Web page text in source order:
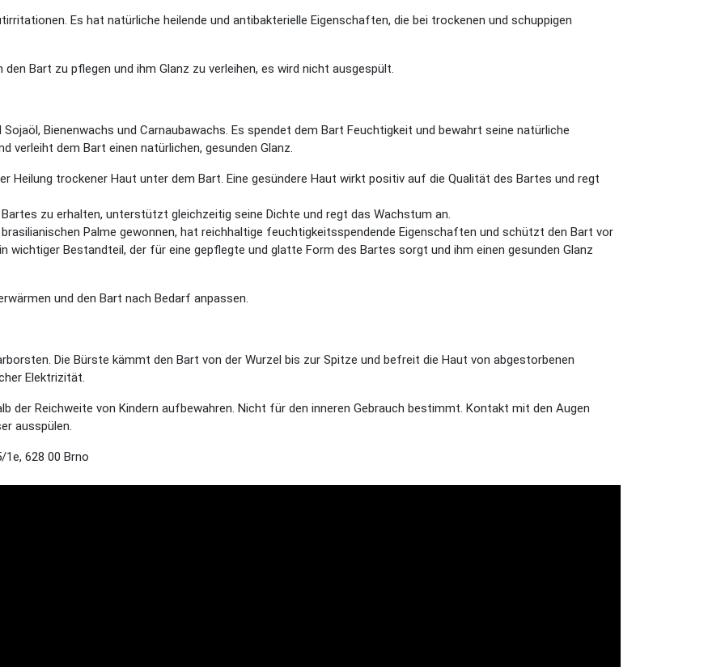
Es hat natürliche heilende und antibakterielle Eigenschaften, die bei trockenen und schuppigen
Bart zu pflegen und ihm Glanz zu verleihen, es wird nicht ausgespült.
Bienenwachs und Carnaubawachs. Es spendet dem Bart Feuchtigkeit und bewahrt seine natürliche
verleiht dem Bart einen natürlichen, gesunden Glanz.
Heilung trockener Haut unter dem Bart. Eine gesündere Haut wirkt positiv auf die Qualität des Bartes und regt
zu erhalten, unterstützt gleichzeitig seine Dichte und regt das Wachstum an.
Palme gewonnen, hat reichhaltige feuchtigkeitsspendende Eigenschaften und schützt den Bart vor
wichtiger Bestandteil, der für eine gepflegte und glatte Form des Bartes sorgt und ihm einen gesunden Glanz
und den Bart nach Bedarf anpassen.
Die Bürste kämmt den Bart von der Wurzel bis zur Spitze und befreit die Haut von abgestorbenen
Elektrizität.
der Reichweite von Kindern aufbewahren. Nicht für den inneren Gebrauch bestimmt. Kontakt mit den Augen
ausspülen.
1e, 628 00 Brno